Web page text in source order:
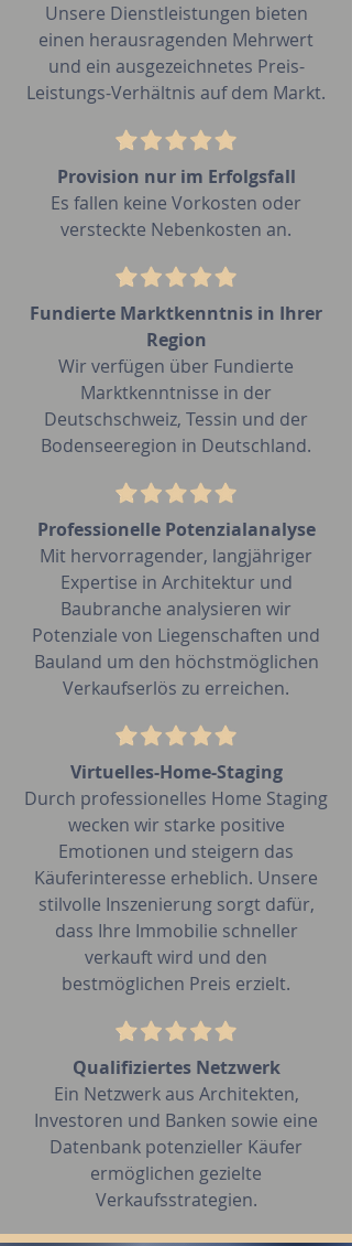
Unsere Dienstleistungen bieten
einen herausragenden Mehrwert
und ein ausgezeichnetes Preis-
Leistungs-Verhältnis auf dem Markt.
Provision nur im Erfolgsfall
Es fallen keine Vorkosten oder
versteckte Nebenkosten an.
Fundierte Marktkenntnis in Ihrer
Region
Wir verfügen über Fundierte
Marktkenntnisse in der
Deutschschweiz, Tessin und der
Bodenseeregion in Deutschland.
Professionelle Potenzialanalyse
Mit hervorragender, langjähriger
Expertise in Architektur und
Baubranche analysieren wir
Potenziale von Liegenschaften und
Bauland um den höchstmöglichen
Verkaufserlös zu erreichen.
Virtuelles-Home-Staging
Durch professionelles Home Staging
wecken wir starke positive
Emotionen und steigern das
Käuferinteresse erheblich. Unsere
stilvolle Inszenierung sorgt dafür,
dass Ihre Immobilie schneller
verkauft wird und den
bestmöglichen Preis erzielt.
Qualifiziertes Netzwerk
Ein Netzwerk aus Architekten,
Investoren und Banken sowie eine
Datenbank potenzieller Käufer
ermöglichen gezielte
Verkaufsstrategien.